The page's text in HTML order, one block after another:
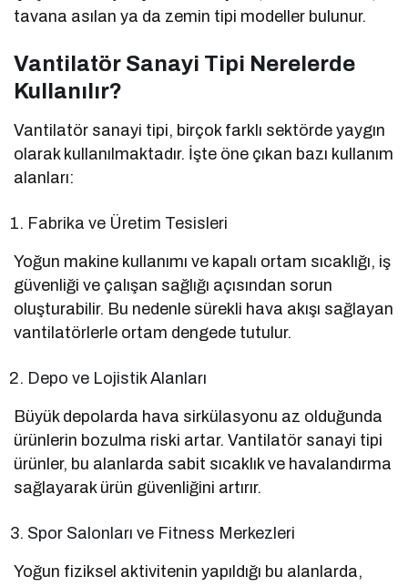
tavana asılan ya da zemin tipi modeller bulunur.
Vantilatör Sanayi Tipi Nerelerde
Kullanılır?
Vantilatör sanayi tipi, birçok farklı sektörde yaygın
olarak kullanılmaktadır. İşte öne çıkan bazı kullanım
alanları:
Fabrika ve Üretim Tesisleri
Yoğun makine kullanımı ve kapalı ortam sıcaklığı, iş
güvenliği ve çalışan sağlığı açısından sorun
oluşturabilir. Bu nedenle sürekli hava akışı sağlayan
vantilatörlerle ortam dengede tutulur.
Depo ve Lojistik Alanları
Büyük depolarda hava sirkülasyonu az olduğunda
ürünlerin bozulma riski artar. Vantilatör sanayi tipi
ürünler, bu alanlarda sabit sıcaklık ve havalandırma
sağlayarak ürün güvenliğini artırır.
Spor Salonları ve Fitness Merkezleri
Yoğun fiziksel aktivitenin yapıldığı bu alanlarda,